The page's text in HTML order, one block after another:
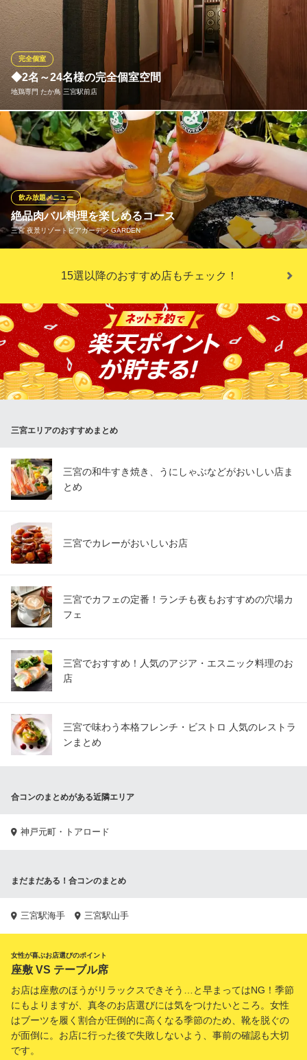
兵庫県神戸市中央区加納町4-7-14
内いたします。個室の外は“大衆居酒屋風”のオシャレ空間ですが、
中はまた違った印象。間接照明が灯る、落ち着いた雰囲気で、ゆ
っくりとお過ごしいただけます。デートや、気の合う仲間とのん
びり飲み会にご活用ください。
大衆酒場 ひとめぼれ 三宮店
神戸市営地下鉄西神・山手線三宮駅 徒歩1分
兵庫県神戸市中央区北長狭通1-20-13 北野坂1番館1～2F
◆2名～24名様の完全個室空間
地鶏専門 たか鳥 三宮駅前店
完全個室
～4名・～6名・～10名・～24名様の各種個室・完全個室完備!!テ
ーブル席・掘り炬燵席と様々なシーンにご利用いただける個室を
ご用意しております。大人数宴会・少人数宴会にも！
地鶏専門 たか鳥 三宮駅前店
完全個室 希少京地どり
阪急神戸線神戸三宮駅 徒歩1分
兵庫県神戸市中央区北長狭通1-8-6
絶品肉バル料理を楽しめるコース
三宮 夜景リゾートビアガーデン GARDEN
飲み放題メニュー
当店オススメの肉料理が味わえるコースをご用意！3時間飲み放題
付でリーズナブルにご提供いたします。お肉をたっぷり楽しめる
様々なコースをご用意しておりますので、シーンに合わせてご利
用ください。
三宮 夜景リゾートビアガーデン GARDEN
肉バルで夜景も楽しむ
神戸市営地下鉄西神・山手線三宮駅 徒歩1分
15選以降のおすすめ店もチェック！
三宮エリアのおすすめまとめ
三宮の和牛すき焼き、うにしゃぶなどがおいしい店ま
とめ
三宮でカレーがおいしいお店
三宮でカフェの定番！ランチも夜もおすすめの穴場カ
フェ
三宮でおすすめ！人気のアジア・エスニック料理のお
店
三宮で味わう本格フレンチ・ビストロ 人気のレストラ
ンまとめ
合コンのまとめがある近隣エリア
神戸元町・トアロード
まだまだある！合コンのまとめ
三宮駅海手 三宮駅山手
女性が喜ぶお店選びのポイント
座敷 VS テーブル席
お店は座敷のほうがリラックスできそう…と早まってはNG！季節
にもよりますが、真冬のお店選びには気をつけたいところ。女性
はブーツを履く割合が圧倒的に高くなる季節のため、靴を脱ぐの
が面倒に。お店に行った後で失敗しないよう、事前の確認も大切
です。